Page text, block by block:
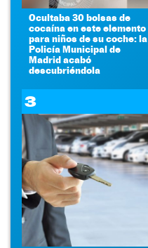
Ocultaba 30 bolsas de
cocaína en este elemento
para niños de su coche: la
Policía Municipal de
Madrid acabó
descubriéndola
3